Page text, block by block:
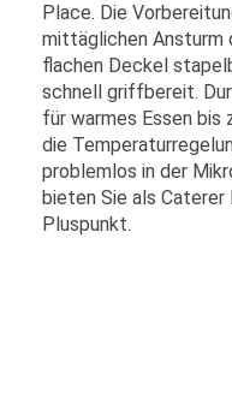
Place. Die
mittäglichen Ansturm
flachen Deckel
schnell griffbereit.
für warmes Essen bis
die
problemlos in der
bieten Sie als Caterer
Pluspunkt.